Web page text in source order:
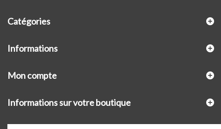
Catégories
Informations
Mon compte
Informations sur votre boutique